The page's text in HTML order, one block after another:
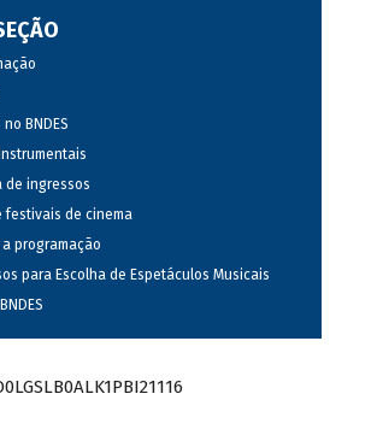
BNDES
de ingressos
festivais de cinema
a programação
para Escolha de Espetáculos Musicais